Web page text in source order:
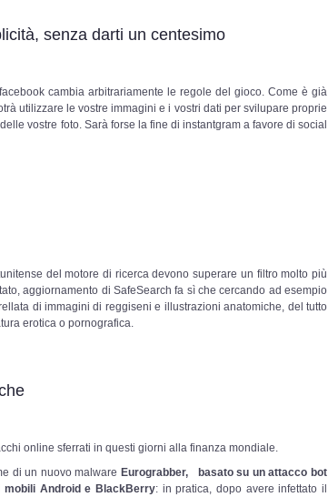
senza darti un centesimo
cambia arbitrariamente le regole del gioco. Come è già
utilizzare le vostre immagini e i vostri dati per svilupare proprie
vostre foto. Sarà forse la fine di instantgram a favore di social
del motore di ricerca devono superare un filtro molto più
aggiornamento di SafeSearch fa sì che cercando ad esempio
di immagini di reggiseni e illustrazioni anatomiche, del tutto
erotica o pornografica.
online sferrati in questi giorni alla finanza mondiale.
di un nuovo malware Eurograbber, basato su un attacco bot
Android e BlackBerry: in pratica, dopo avere infettato il